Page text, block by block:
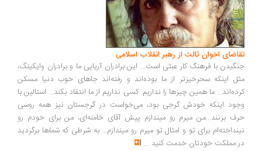
اخوان ثالث از رهبر انقلاب اسلامی
با فرهنگ کار عبثی است... این برادران آریایی ما و برادران وایکینگ،
اینکه سحرخیزتر از ما بوده‌اند و رفته‌اند جاهای خوب دنیا مسکن
ما همین چیزها را نداریم. کسی نداریم از ما انتقاد بکند... استالین با
اینکه خودش گرجی بود، می‌خواست در گرجستان نیز همه روسی
بزنند...من میرم رو میندازم پیش آقای خامنه‌ای، من برای خودم رو
برای تو و امثال تو میرم رو میندازم... به شرطی که شماها برگردید
مملکت خودتان خدمت کنید...